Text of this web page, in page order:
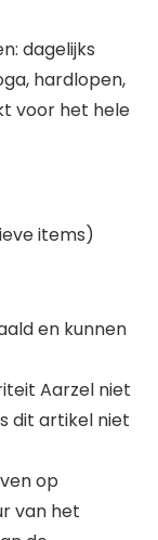
dagelijks
hardlopen,
voor het hele
items)
en kunnen
Aarzel niet
dit artikel niet
op
van het